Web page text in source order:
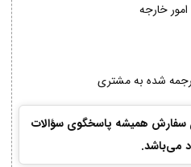
خارجه
شده به مشتری
سفارش همیشه پاسخگوی سؤالات
می‌باشد.